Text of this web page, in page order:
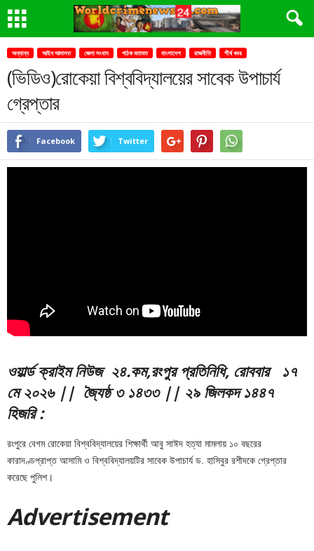
অন্যান্য আইন আদালত জেলা সংবাদ পাঠক মতামত বাংলাদেশ রাজনীতি শীর্ষ খবর
(ভিডিও)রোকেয়া বিশ্ববিদ্যালয়ের সাবেক উপাচার্য
গ্রেপ্তার
Facebook Twitter
ওয়ার্ল্ড ক্রাইম নিউজ ২৪.কম,রংপুর প্রতিনিধি, রোববার ১৭
মে ২০২৬ || জ্যৈষ্ঠ ৩ ১৪৩৩ || ২৯ জিলকদ ১৪৪৭
হিজরি:
রংপুরে বেগম রোকেয়া বিশ্ববিদ্যালয়ের শিক্ষার্থী আবু সাঈদ হত্যা মামলায় ১০ বছরের
কারাদণ্ডপ্রাপ্ত আসামি ও বিশ্ববিদ্যালয়টির সাবেক উপাচার্য ড. হাসিবুর রশীদকে গ্রেপ্তার
করেছে পুলিশ।
Advertisement